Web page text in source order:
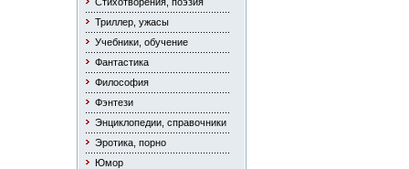
Триллер, ужасы
Учебники, обучение
Фантастика
Философия
Фэнтези
Энциклопедии, справочники
Эротика, порно
Юмор